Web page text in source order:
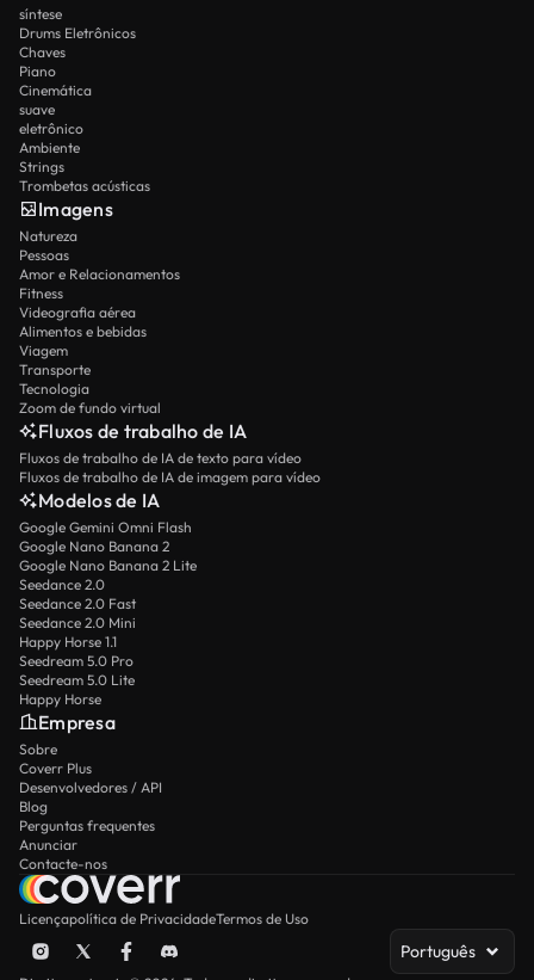
síntese
Drums Eletrônicos
Chaves
Piano
Cinemática
suave
eletrônico
Ambiente
Strings
Trombetas acústicas
Imagens
Natureza
Pessoas
Amor e Relacionamentos
Fitness
Videografia aérea
Alimentos e bebidas
Viagem
Transporte
Tecnologia
Zoom de fundo virtual
Fluxos de trabalho de IA
Fluxos de trabalho de IA de texto para vídeo
Fluxos de trabalho de IA de imagem para vídeo
Modelos de IA
Google Gemini Omni Flash
Google Nano Banana 2
Google Nano Banana 2 Lite
Seedance 2.0
Seedance 2.0 Fast
Seedance 2.0 Mini
Happy Horse 1.1
Seedream 5.0 Pro
Seedream 5.0 Lite
Happy Horse
Empresa
Sobre
Coverr Plus
Desenvolvedores / API
Blog
Perguntas frequentes
Anunciar
Contacte-nos
Licençapolítica de PrivacidadeTermos de Uso
Português